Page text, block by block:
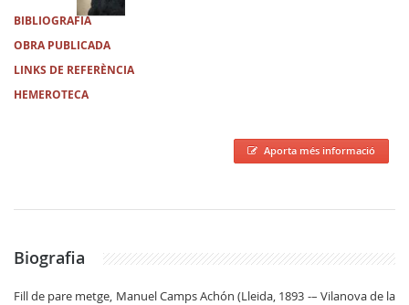
BIBLIOGRAFIA
OBRA PUBLICADA
LINKS DE REFERÈNCIA
HEMEROTECA
Aporta més informació
Biografia
Fill de pare metge, Manuel Camps Achón (Lleida, 1893 -– Vilanova de la